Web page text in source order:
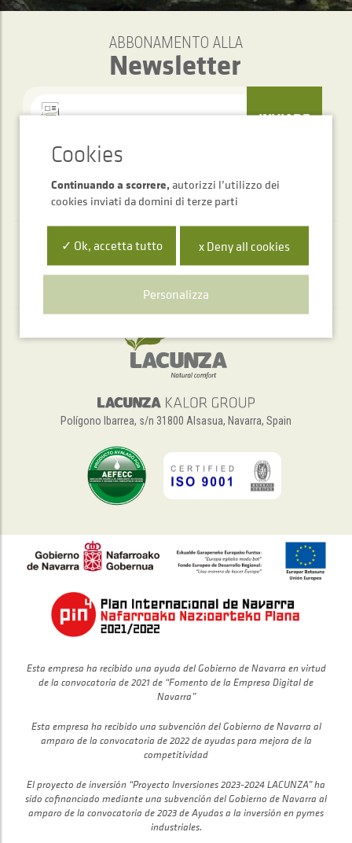
ABBONAMENTO ALLA
Newsletter
INVIARE
Servizio di assistenza telefonica
+34 948 563 511
Polígono Ibarrea, s/n 31800 Alsasua, Navarra, Spain
Esta empresa ha recibido una ayuda del Gobierno de Navarra en virtud
de la convocatoria de 2021 de “Fomento de la Empresa Digital de
Navarra”
Esta empresa ha recibido una subvención del Gobierno de Navarra al
amparo de la convocatoria de 2022 de ayudas para mejora de la
competitividad
El proyecto de inversión “Proyecto Inversiones 2023-2024 LACUNZA” ha
sido cofinanciado mediante una subvención del Gobierno de Navarra al
amparo de la convocatoria de 2023 de Ayudas a la inversión en pymes
industriales.
Continuando a scorrere, autorizzi l’utilizzo dei
cookies inviati da domini di terze parti
✓ Ok, accetta tutto x Deny all cookies
Personalizza